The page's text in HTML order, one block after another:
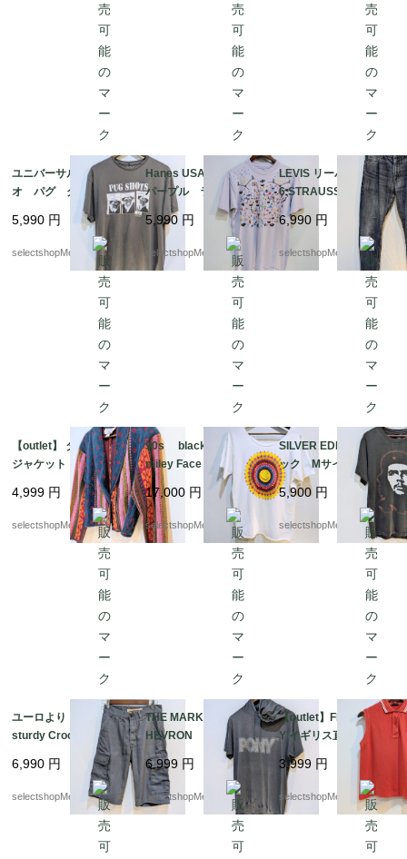
ユニバーサルスタジ
オ パグ グレー
犬 Tシャツ Lサイ
ズ pakistan コット
ン PUG UNIVER
SEL STUDIOS 動物
5,990 円
selectshopMerci.
Hanes USA Lサイズ
パープル ラベンダ
ー 刺繍 ヘインズ
コットン フルーツ
動物 アヒル 蝶々
ヘビ Tシャツ サボ
5,990 円
selectshopMerci.
LEVIS リーバイス 50
6 STRAUSS W33 ブル
ー デニム アメカ
ジ ジーンズ パンツ
6,990 円
selectshopMerci.
【outlet】 タオル地
ジャケット 可愛い p
op カラフル M イ
ンド コットン デッ
ドストック ピンク
ブルー カラフル 幾
何学模様 デッドスト
4,999 円
selectshopMerci.
90s black jack inc S
miley Face Tshirts P
sychedelic スマイリ
ー Tシャツ レア ブ
ラックジャック サイ
ケデリック アシッド
ハウス Mサイズ程度
17,000 円
selectshopMerci.
SILVER EDITION ブラ
ック Mサイズ フェ
ード感 フェイス CH
E GUEVARA チェ ゲ
バラ Tシャツ コット
ン
5,900円
selectshopMerci.
ユーロより Vintage
sturdy Crocker shorts
ショートパンツ コ
ットン カーゴパン
ツ グレー 帆布 の
ような生地 パンツ
6,990 円
selectshopMerci.
THE MARK OF THE C
HEVRON PONY パー
カー Tシャツ グレー
Tシャツ 実寸Mサイズ
（記載 Lサイズ フ
ード付Tシャツ
6,999 円
selectshopMerci.
【outlet】FRED PERR
Y イギリス直輸入 lad
ys S-Mサイズ オレン
ジ トップス シャ
ツ コットン イタリ
ア製 ノースリーブ
ポロシャツ ブランド
3,999 円
selectshopMerci.